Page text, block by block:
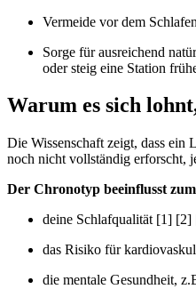
Vermeide vor dem
Sorge für ausreichend
oder steig eine Station
Warum es sich
Die Wissenschaft zeigt, dass
noch nicht vollständig erforscht,
Der Chronotyp beeinflusst
deine Schlafqualität [1] [2]
das Risiko für
die mentale Gesundheit,